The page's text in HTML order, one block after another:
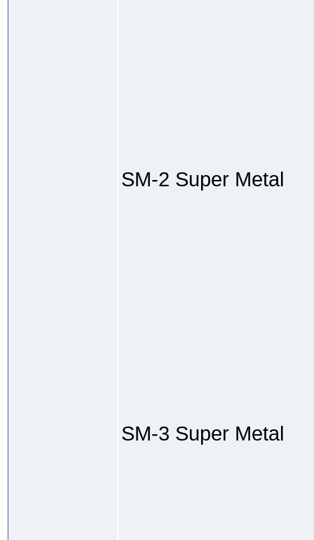
SM-2 Super Metal
SM-3 Super Metal